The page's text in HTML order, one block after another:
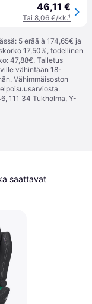
46,11 €
Tai 8,06 €/kk.¹
5 erää à 174,65€ ja
17,50%, todellinen
47,88€. Talletus
vähintään 18-
Vähimmäisoston
111 34 Tukholma, Y-
saattavat